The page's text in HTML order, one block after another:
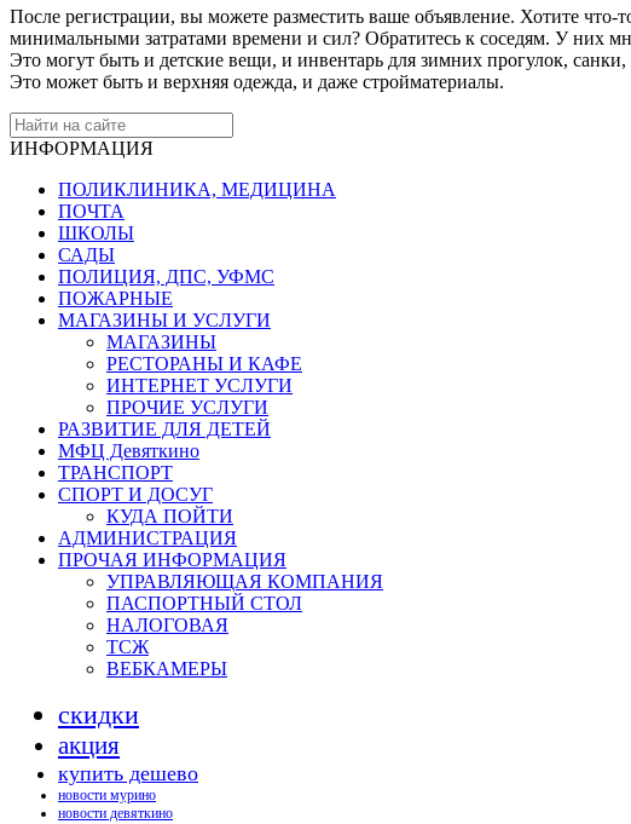
После регистрации, вы можете разместить ваше объявление. Хотите что-
минимальными затратами времени и сил? Обратитесь к соседям. У них
Это могут быть и детские вещи, и инвентарь для зимних прогулок,
Это может быть и верхняя одежда, и даже стройматериалы.
ИНФОРМАЦИЯ
ПОЛИКЛИНИКА, МЕДИЦИНА
ПОЧТА
ШКОЛЫ
САДЫ
ПОЛИЦИЯ, ДПС, УФМС
ПОЖАРНЫЕ
МАГАЗИНЫ И УСЛУГИ
МАГАЗИНЫ
РЕСТОРАНЫ И КАФЕ
ИНТЕРНЕТ УСЛУГИ
ПРОЧИЕ УСЛУГИ
РАЗВИТИЕ ДЛЯ ДЕТЕЙ
МФЦ Девяткино
ТРАНСПОРТ
СПОРТ И ДОСУГ
КУДА ПОЙТИ
АДМИНИСТРАЦИЯ
ПРОЧАЯ ИНФОРМАЦИЯ
УПРАВЛЯЮЩАЯ КОМПАНИЯ
ПАСПОРТНЫЙ СТОЛ
НАЛОГОВАЯ
ТСЖ
ВЕБКАМЕРЫ
скидки
акция
купить дешево
новости мурино
новости девяткино